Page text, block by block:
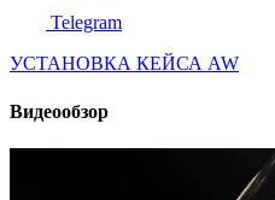
Telegram
УСТАНОВКА КЕЙСА AW
Видеообзор